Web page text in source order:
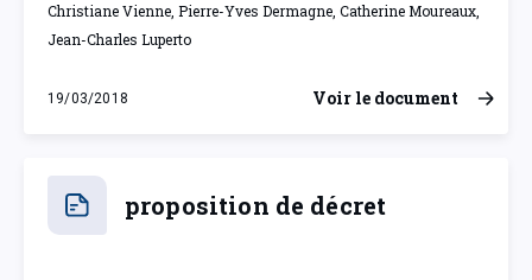
Christiane Vienne, Pierre-Yves Dermagne, Catherine Moureaux,
Jean-Charles Luperto
19/03/2018
lundi 19 mars 2018
Voir le document
proposition de décret